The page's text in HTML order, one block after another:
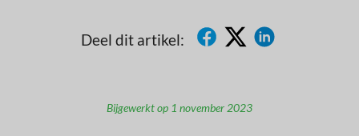
Deel dit artikel:
Bijgewerkt op 1 november 2023